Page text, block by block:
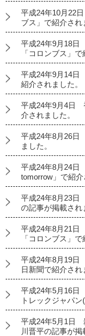
平成24年10月22
ブス」で紹介され
平成24年9月18
「コロンブス」
平成24年9月14
紹介されました。
平成24年9月4日
介されました。
平成24年8月26
ました。
平成24年8月24
tomorrow」で紹介
平成24年8月23日
の記事が掲載され
平成24年8月21
「コロンブス」
平成24年8月19日
日新聞で紹介され
平成24年5月16日
トレックジャパ
平成24年5月1日
川晋平の記事が掲